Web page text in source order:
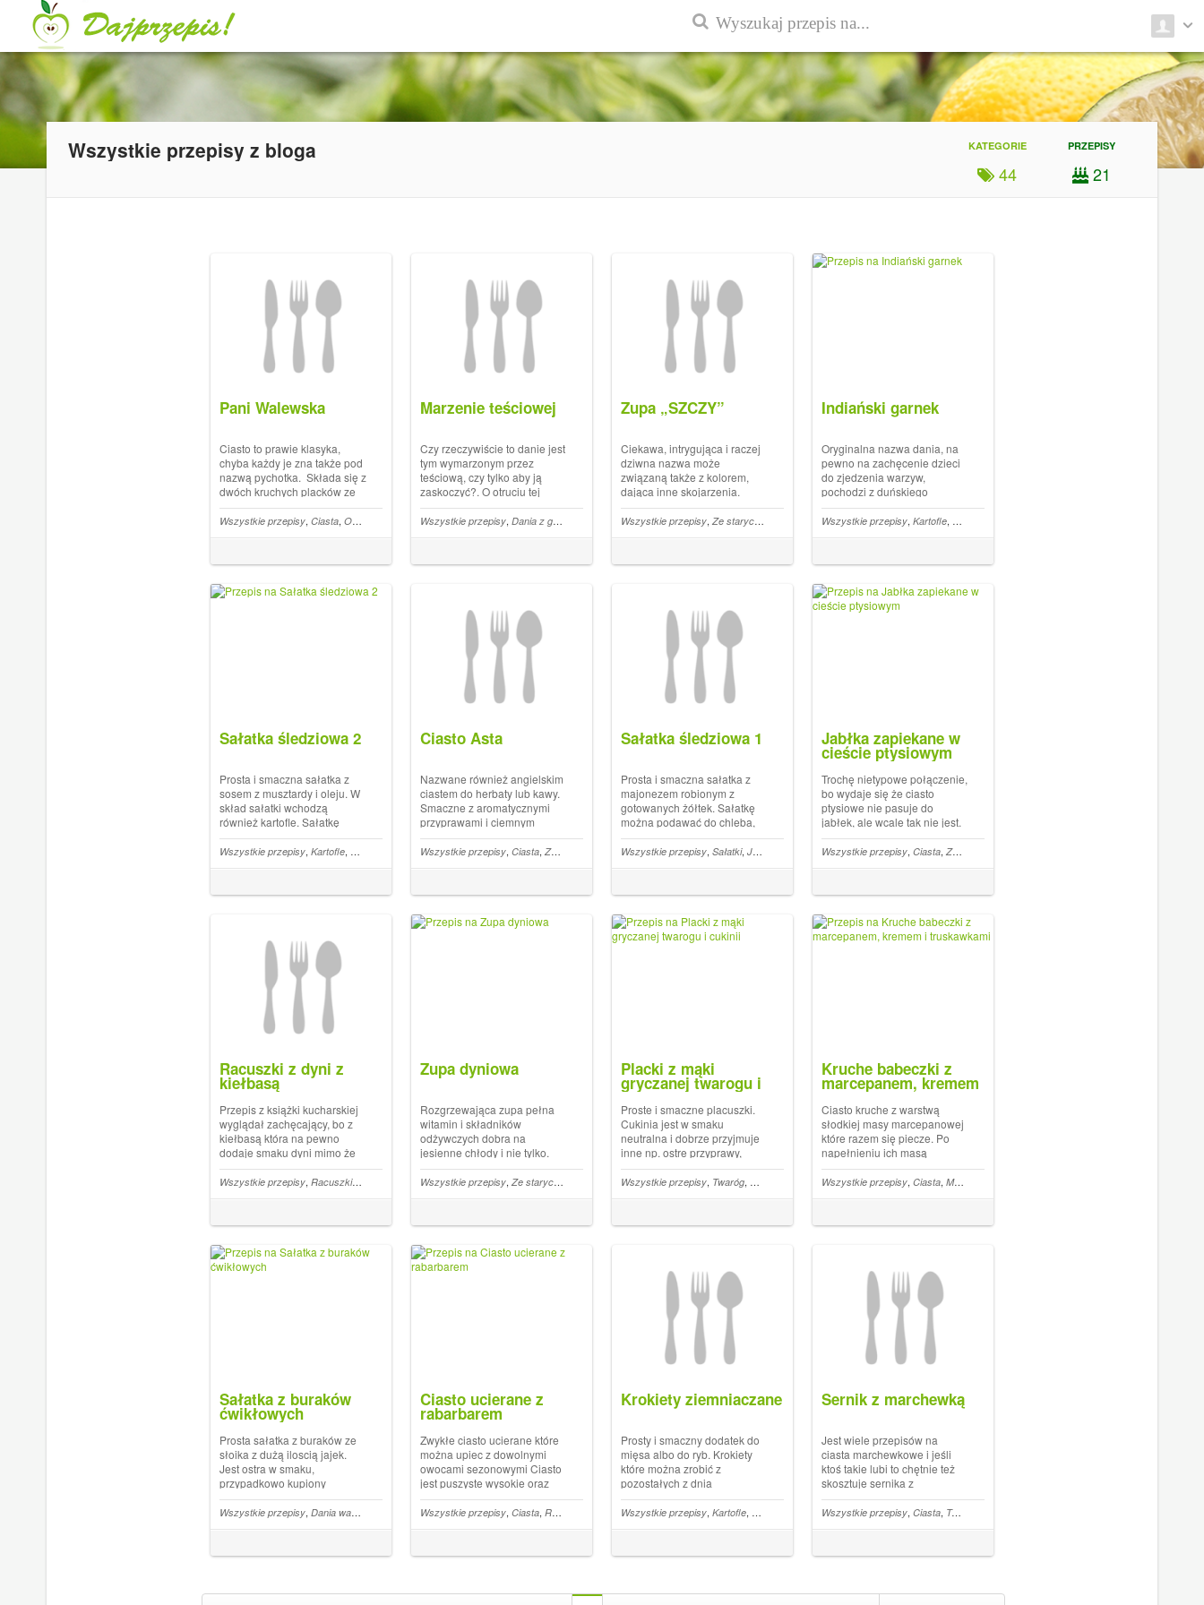
Wszystkie przepisy z bloga PRZEPISY
21
KATEGORIE
44
Pani Walewska
Ciasto to prawie klasyka,
chyba każdy je zna także pod
nazwą pychotka. Składa się z
dwóch kruchych placków ze
słodką bezą, przełożonych
pysznym kremem
budyniowym, słodycz
porzeczkowy. Placki przed
The pos...
Wszystkie przepisy, Ciasta, Orzechy
Marzenie teściowej
Czy rzeczywiście to danie jest
tym wymarzonym przez
teściową, czy tylko aby ją
zaskoczyć?. O otruciu tej
legendarnie złej teściowej o
której jest pełno
złowróżbnych kawałów nie
zawiera smaczne składniki.
Wszystkie przepisy, Dania z garnka Papryka,Pieczarkii
Zupa „SZCZY”
Ciekawa, intrygująca i raczej
dziwna nazwa może
związaną także z kolorem,
dająca inne skojarzenia.
Kolor zupy powstaje z
gotowanych grzybów i razem i
szczawiem, kwasem z
charakterystyczny żółtawy
Wszystkie przepisy, Ze starych przepisów Zupy,Grzyby,Kapusta,Szczaw
Indiański garnek
Oryginalna nazwa dania, na
pewno na zachęcenie dzieci
do zjedzenia warzyw,
pochodzi z duńskiego
przedszkola. Wygląda jak
bigos chociaż nie ma z nim
nic wspólnego nawet nie
trochę przypomina danie rybę
Wszystkie przepisy, Kartofle, Marchewka
Sałatka śledziowa 2
Prosta i smaczna sałatka z
sosem z musztardy i oleju. W
skład sałatki wchodzą
również kartofle. Sałatkę
można podawać do chleba,
ziemniaków pieczonych,
używać również do kanapek.
na dodatek do wigilijnej... The
Wszystkie przepisy, Kartofle, Sałatki Dania z ryby,Wigilia i Święta ,Ogórki
Ciasto Asta
Nazwane również angielskim
ciastem do herbaty lub kawy.
Smaczne z aromatycznymi
przyprawami i ciemnym
cukrem, pachnie jak piernik.
Bardzo proste w wykonaniu, a
smak można wzbogacić przez
i jabłek. Ciasto z... The post
Wszystkie przepisy, Ciasta, Ze starych przepisów
Sałatka śledziowa 1
Prosta i smaczna sałatka z
majonezem robionym z
gotowanych żółtek. Sałatkę
można podawać do chleba,
ziemniaków pieczonych,
używać również do kanapek.
To doskonały pomysł również
kolacji. Najlepiej smakuje na
Wszystkie przepisy, Sałatki, Jabłka Dania z ryby,Wigilia i Święta, Ogórki
Jabłka zapiekane w
cieście ptysiowym
Trochę nietypowe połączenie,
bo wydaje się że ciasto
ptysiowe nie pasuje do
jabłek, ale wcale tak nie jest.
Ciasto jest na mleku chociaż
przeważnie robi się na
wodzie. To może sprawia że
Jabłka zapiekane w cieście
Wszystkie przepisy, Ciasta, Ze starych przepisów
Racuszki z dyni z
kiełbasą
Przepis z książki kucharskiej
wyglądał zachęcający, bo z
kiełbasą która na pewno
dodaje smaku dyni mimo że
jest jej niewielka ilość.
Surową dynię nie jest łatwo
obrać i racuszki z surowej
Racuszki z dyni z kiełbasą
Wszystkie przepisy, Racuszki,Dynia Kiełbasa
Zupa dyniowa
Rozgrzewająca zupa pełna
witamin i składników
odżywczych dobra na
jesienne chłody i nie tylko.
Zawiera w swym składzie
również pomidory które
dodają lekko kwaskowatości
z bardzo starej książki, w
Wszystkie przepisy, Ze starych przepisów Zupy,Dynia
Placki z mąki
gryczanej twarogu i
cukinii
Proste i smaczne placuszki.
Cukinia jest w smaku
neutralna i dobrze przyjmuje
inne np. ostre przyprawy,
zioła, czosnek. Ta wersja jest
z twarogiem dodającym im
kwaskowatego smaku i mąką
wartości odżywczych... The
Wszystkie przepisy, Twaróg, Dania warzywne ,Racuszki ,Cukinia, Mąka gryczana
Kruche babeczki z
marcepanem, kremem
i truskawkami
Ciasto kruche z warstwą
słodkiej masy marcepanowej
które razem się piecze. Po
napełnieniu ich masą
budyniowo smietankową
pozostają dalej kruche nawet
po kilku dniach. Warstwa
ich przesiąkniecie. Porcja jest
Wszystkie przepisy, Ciasta, Marcepan
Sałatka z buraków
ćwikłowych
Prosta sałatka z buraków ze
słoika z dużą iloscią jajek.
Jest ostra w smaku,
przypadkowo kupiony
majonez z dodatkiem chili
okazał się być dobrze
komponujący nawet z
swojskich smaków na pewno
Wszystkie przepisy, Dania warzywne ,Buraki,Chili
Ciasto ucierane z
rabarbarem
Zwykłe ciasto ucierane które
można upiec z dowolnymi
owocami sezonowymi Ciasto
jest puszyste wysokie oraz
wilgotne dzięki rabarbarowi.
Bardzo smaczne, do kawy lub
kompotu, nie jest trudne do
wykonaniu jest najlepsza...
Wszystkie przepisy, Ciasta, Rabarbar
Krokiety ziemniaczane
Prosty i smaczny dodatek do
mięsa albo do ryb. Krokiety
które można zrobić z
pozostałych z dnia
wcześniejszego ziemniaków.
Chrupiące z miękkie w środku
smakują dobrze bez żadnych
można też podać dowolny...
Wszystkie przepisy, Kartofle, Dodatki
Sernik z marchewką
Jest wiele przepisów na
ciasta marchewkowe i jeśli
ktoś takie lubi to chętnie też
skosztuje sernika z
marchewką. Sernik jest
miękki, delikatny, wilgotny i z
przyprawami jakie typowo
marchewkowych. Cynamon
Wszystkie przepisy, Ciasta, Twaróg